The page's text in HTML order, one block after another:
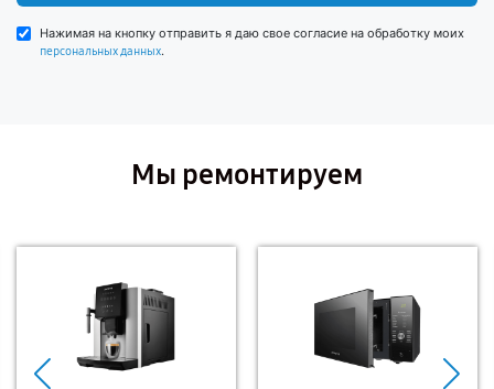
Нажимая на кнопку отправить я даю свое согласие на обработку моих
персональных данных.
Мы ремонтируем